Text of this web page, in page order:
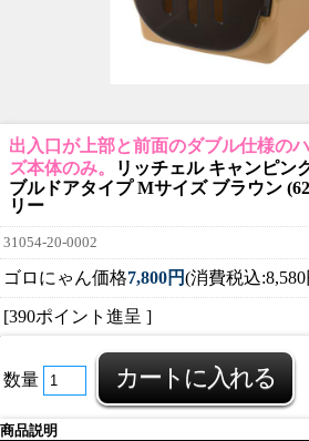
出入口が上部と前面のダブル仕様の
ズ本体のみ。
リッチェル キャンピン
ブルドアタイプ Mサイズ ブラウン
リー
31054-20-0002
ゴロにゃん価格7,800円(消費税込
[390ポイント進呈 ]
数量
商品説明